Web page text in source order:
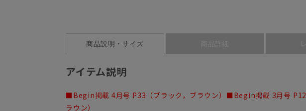
商品説明・サイズ 商品詳細
アイテム説明
■Begin掲載 4月号 P33（ブラック，ブラウン）■Begin掲載 3月号
ラウン）